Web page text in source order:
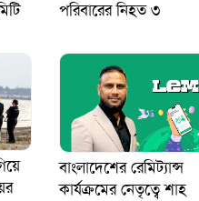
পরিবারের নিহত ৩
বাংলাদেশের রেমিট্যান্স
কার্যক্রমের নেতৃত্বে শাহ